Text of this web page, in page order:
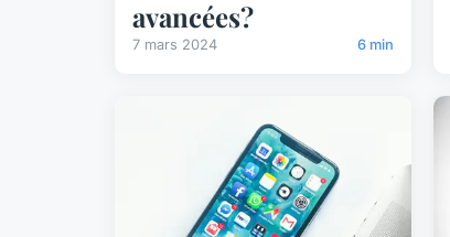
avancées?
7 mars 2024 6 min